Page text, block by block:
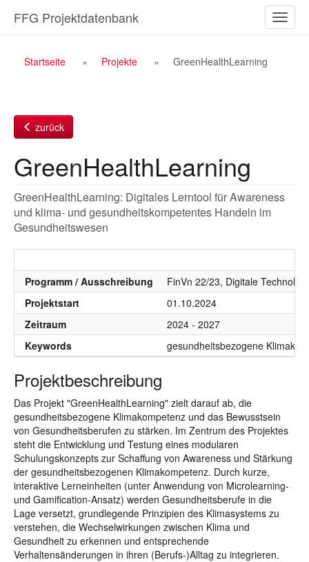
Inhalt
ein-/
FFG Projektdatenbank
Breadcrumb
Startseite Projekte GreenHealthLearning
zurück
GreenHealthLearning
GreenHealthLearning: Digitales Lerntool für Awareness
und klima- und gesundheitskompetentes Handeln im
Gesundheitswesen
Programm / Ausschreibung
FinVn 22/23, Digitale
Projektstart
01.10.2024
Zeitraum
2024 - 2027
Keywords
gesundheitsbezogene
Projektbeschreibung
Das Projekt "GreenHealthLearning" zielt darauf ab, die
gesundheitsbezogene Klimakompetenz und das Bewusstsein
von Gesundheitsberufen zu stärken. Im Zentrum des Projektes
steht die Entwicklung und Testung eines modularen
Schulungskonzepts zur Schaffung von Awareness und Stärkung
der gesundheitsbezogenen Klimakompetenz. Durch kurze,
interaktive Lerneinheiten (unter Anwendung von Microlearning-
und Gamification-Ansatz) werden Gesundheitsberufe in die
Lage versetzt, grundlegende Prinzipien des Klimasystems zu
verstehen, die Wechselwirkungen zwischen Klima und
Gesundheit zu erkennen und entsprechende
Verhaltensänderungen in ihren (Berufs-)Alltag zu integrieren.